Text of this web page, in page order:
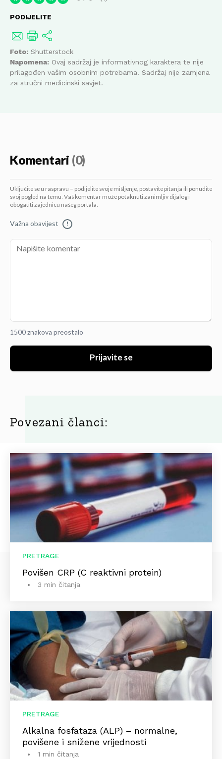
PODIJELITE
Foto: Shutterstock
Napomena: Ovaj sadržaj je informativnog karaktera te nije
prilagođen vašim osobnim potrebama. Sadržaj nije zamjena
za stručni medicinski savjet.
Komentari (0)
Uključite se u raspravu – podijelite svoje mišljenje, postavite pitanja ili ponudite
svoj pogled na temu. Vaš komentar može potaknuti zanimljiv dijalog i
obogatiti zajednicu našeg portala.
Važna obavijest !
1500 znakova preostalo
Prijavite se
Povezani članci:
PRETRAGE
Povišen CRP (C reaktivni protein)
3 min čitanja
PRETRAGE
Alkalna fosfataza (ALP) – normalne,
povišene i snižene vrijednosti
1 min čitanja